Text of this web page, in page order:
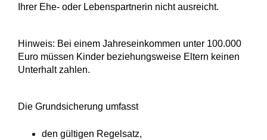
Ihrer Ehe- oder Lebenspartnerin nicht ausreicht.
Hinweis: Bei einem Jahreseinkommen unter 100.000
Euro müssen Kinder beziehungsweise Eltern keinen
Unterhalt zahlen.
Die Grundsicherung umfasst
den gültigen Regelsatz,